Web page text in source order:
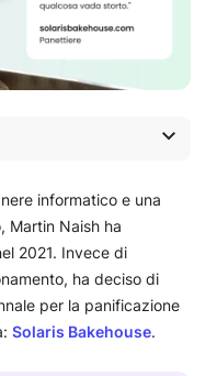
solito
informatico e una
Martin Naish ha
2021. Invece di
ha deciso di
per la panificazione
Solaris Bakehouse.